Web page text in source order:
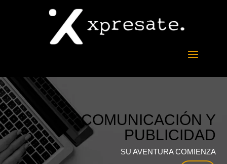
COMUNICACIÓN Y
PUBLICIDAD
SU AVENTURA COMIENZA